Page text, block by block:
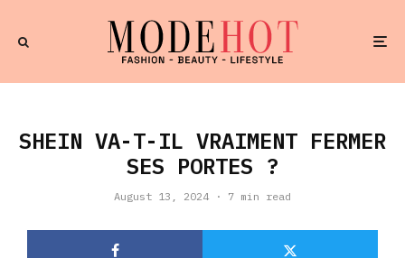
SHEIN VA-T-IL VRAIMENT FERMER
SES PORTES ?
August 13, 2024 · 7 min read